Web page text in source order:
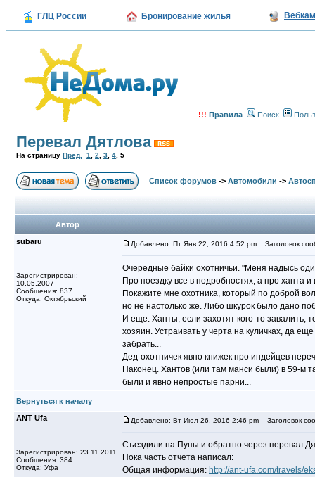
ГЛЦ России Бронирование жилья
!!! Правила Поиск
Перевал Дятлова
На страницу Пред. 1 2 3 4 5
Список форумов -> Автомобили ->
Автор
subaru
Зарегистрирован:
10.05.2007
Сообщения: 837
Откуда: Октябрьский
Добавлено: Пт Янв 22, 2016 4:52 pm Заголовок
Очередные байки охотничьи. "Меня надысь
Про поездку все в подробностях, а про ханта
Покажите мне охотника, который по доброй
но не настолько же. Либо шкурок было дано
И еще. Ханты, если захотят кого-то завалить,
хозяин. Устраивать у черта на куличках, да
забрать...
Дед-охотничек явно книжек про индейцев
Наконец. Хантов (или там манси были) в 59-м
были и явно непростые парни...
Вернуться к началу
ANT Ufa
Зарегистрирован: 23.11.2011
Сообщения: 384
Откуда: Уфа
Добавлено: Вт Июл 26, 2016 2:46 pm Заголовок
Съездили на Пупы и обратно через перевал
Пока часть отчета написал:
Общая информация: http://ant-ufa.com/travels/